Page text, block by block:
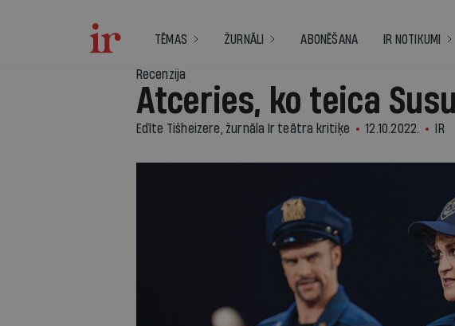
TĒMAS ŽURNĀLI ABONĒŠANA IR NOTIKUMI
Recenzija
Atceries, ko teica
Edīte Tišheizere, žurnāla Ir teātra kritiķe 12.10.2022. IR